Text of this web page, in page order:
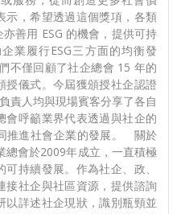
示，希望透過這個獎項，各類
善用 ESG 的機會，提供可持
業履行ESG三方面的均衡發
不僅回顧了社企總會 15 年的
授儀式。今屆獲頒授社企認證
責人均與現場賓客分享了各自
會呼籲業界代表透過與社企的
推進社會企業的發展。 關於
總會於2009年成立，一直積極
持續發展。作為社企、政、
接社企與社區資源，提供諮詢
以詳述社企現狀，識別瓶頸並